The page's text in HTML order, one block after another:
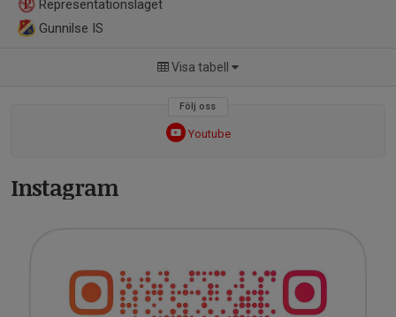
Representationslaget
Gunnilse IS
Visa tabell
Följ oss
Youtube
Instagram